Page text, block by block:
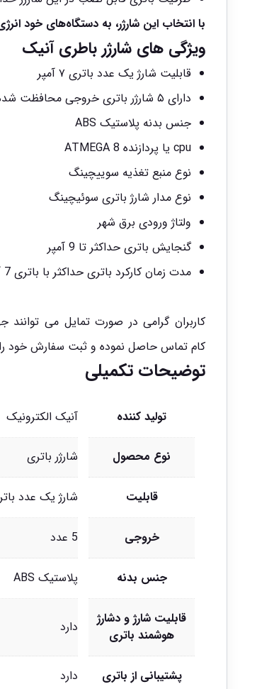
با انتخاب این شارژر، به دستگاه‌های خود
ویژگی های شارژر باطری آنیک
قابلیت شارژ یک عدد باتری ۷ آمپر
دارای ۵ شارژر باتری خروجی محافظت شده توسط فیوز
جنس بدنه پلاستیک ABS
cpu یا پردازنده ATMEGA 8
نوع منبع تغذیه سوییچینگ
نوع مدار شارژ باتری سوئیچینگ
ولتاژ ورودی برق شهر
گنجایش باتری حداکثر تا 9 آمپر
مدت زمان کارکرد باتری حداکثر با باتری 7 آمپر تا 36 ساعت نسبت به تعداد مصرف کننده
کاربران گرامی در صورت تمایل می
کام تماس حاصل نموده و ثبت سفارش خود را
توضیحات تکمیلی
تولید کننده آنیک الکترونیک
نوع محصول شارژر باتری
قابلیت شارژ یک عدد باتری ۷
خروجی 5 عدد
جنس بدنه پلاستیک ABS
قابلیت شارژ و دشارژ
هوشمند باتری
دارد
پشتیبانی از باتری دارد